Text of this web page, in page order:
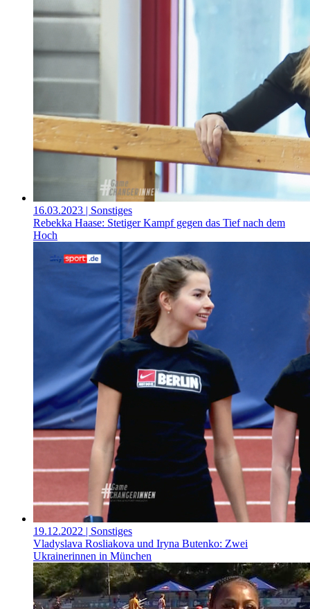
16.03.2023 | Sonstiges
Rebekka Haase: Stetiger Kampf gegen das Tief nach dem
Hoch
19.12.2022 | Sonstiges
Vladyslava Rosliakova und Iryna Butenko: Zwei
Ukrainerinnen in München